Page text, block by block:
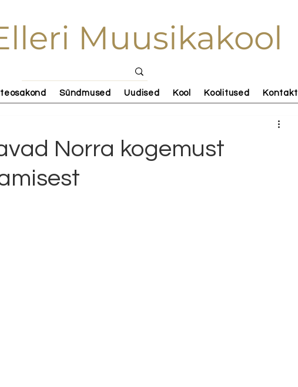
Muusikakool
Sündmused Uudised Kool Koolitused Kontakt
Norra kogemust